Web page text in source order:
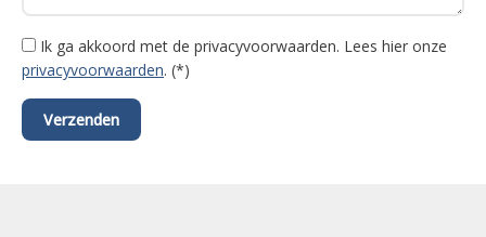
Ik ga akkoord met de privacyvoorwaarden. Lees hier onze
privacyvoorwaarden. (*)